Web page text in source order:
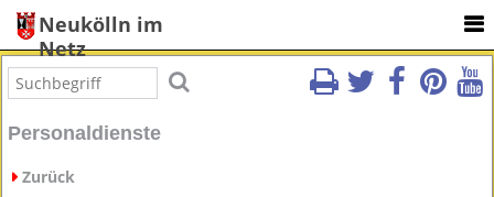
Neukölln im
Netz
Personaldienste
Zurück